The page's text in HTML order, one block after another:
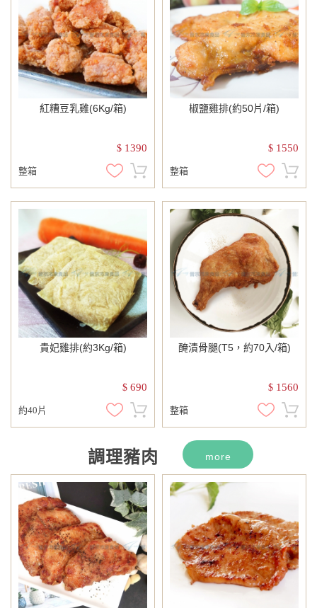
紅糟豆乳雞(6Kg/箱)
$ 1390
整箱
椒鹽雞排(約50片/箱)
$ 1550
整箱
貴妃雞排(約3Kg/箱)
$ 690
約40片
醃漬骨腿(T5，約70入/箱)
$ 1560
整箱
調理豬肉 more